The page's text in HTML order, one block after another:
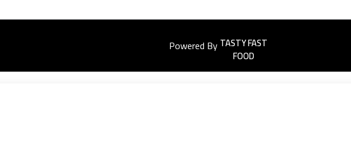
Powered ByEasyorders